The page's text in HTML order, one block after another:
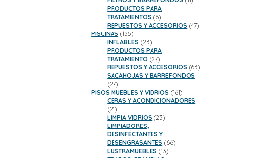
PRODUCTOS PARA
TRATAMIENTOS 66
productos
REPUESTOS Y ACCESORIOS 4747
PISCINAS 135135
productos
INFLABLES 2323
productos
PRODUCTOS PARA
TRATAMIENTO 2727
productos
REPUESTOS Y ACCESORIOS 6363
SACAHOJAS Y BARREFONDOS
2727
productos
PISOS MUEBLES Y VIDRIOS 161161
productos
CERAS Y ACONDICIONADORES
2121
productos
LIMPIA VIDRIOS 2323
LIMPIADORES,
DESINFECTANTES Y
DESENGRASANTES 6666
LUSTRAMUEBLES 1313